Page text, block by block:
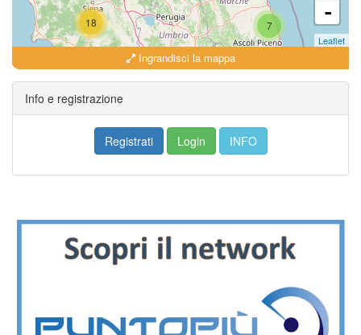
18 7
18
-
Leaflet
Ingrandisci la mappa
Info e registrazione
Registrati Login INFO